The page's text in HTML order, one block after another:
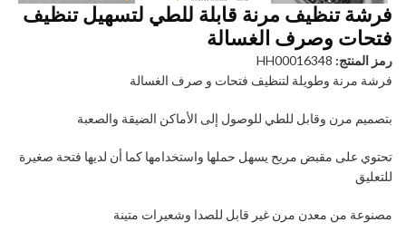
فرشة تنظيف مرنة قابلة للطي لتسهيل تنظيف
فتحات وصرف الغسالة
رمز المنتج: HH00016348
فرشة مرنة وطويلة لتنظيف فتحات و صرف الغسالة
بتصميم مرن وقابل للطي للوصول إلى الأماكن الضيقة والصعبة
تحتوي على مقبض مريح يسهل حملها واستخدامها كما أن لديها فتحة صغيرة
للتعليق
مصنوعة من معدن مرن غير قابل للصدا وشعيرات متينة